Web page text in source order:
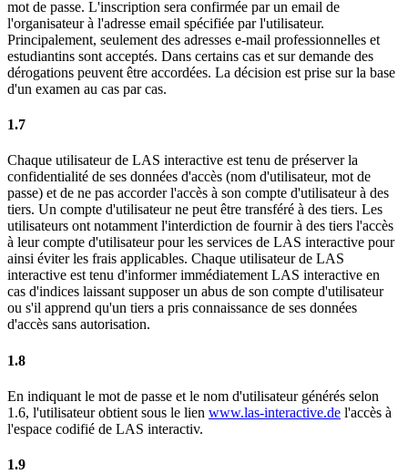
mot de passe. L'inscription sera confirmée par un email de
l'organisateur à l'adresse email spécifiée par l'utilisateur.
Principalement, seulement des adresses e-mail professionnelles et
estudiantins sont acceptés. Dans certains cas et sur demande des
dérogations peuvent être accordées. La décision est prise sur la base
d'un examen au cas par cas.
1.7
Chaque utilisateur de LAS interactive est tenu de préserver la
confidentialité de ses données d'accès (nom d'utilisateur, mot de
passe) et de ne pas accorder l'accès à son compte d'utilisateur à des
tiers. Un compte d'utilisateur ne peut être transféré à des tiers. Les
utilisateurs ont notamment l'interdiction de fournir à des tiers l'accès
à leur compte d'utilisateur pour les services de LAS interactive pour
ainsi éviter les frais applicables. Chaque utilisateur de LAS
interactive est tenu d'informer immédiatement LAS interactive en
cas d'indices laissant supposer un abus de son compte d'utilisateur
ou s'il apprend qu'un tiers a pris connaissance de ses données
d'accès sans autorisation.
1.8
En indiquant le mot de passe et le nom d'utilisateur générés selon
1.6, l'utilisateur obtient sous le lien www.las-interactive.de l'accès à
l'espace codifié de LAS interactiv.
1.9